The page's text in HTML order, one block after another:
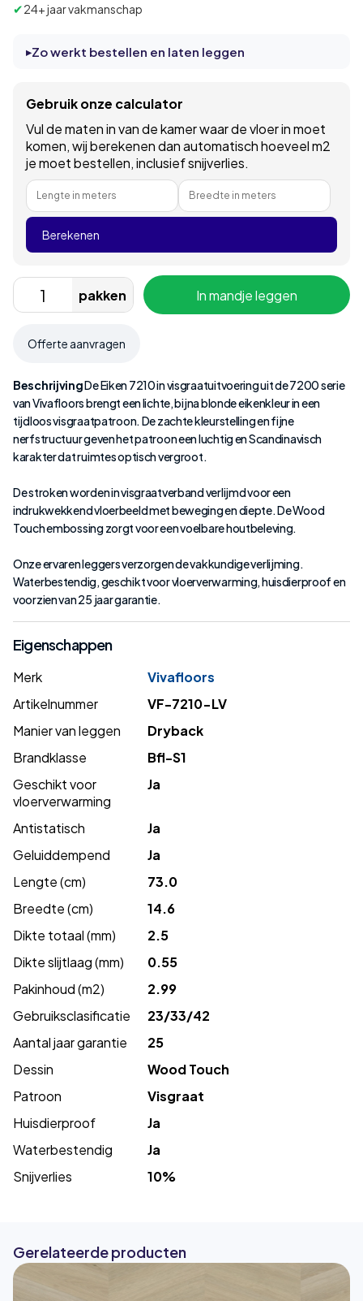
✔24+ jaar vakmanschap
Zo werkt bestellen en laten leggen
Gebruik onze calculator
Vul de maten in van de kamer waar de vloer in moet
komen, wij berekenen dan automatisch hoeveel m2
je moet bestellen, inclusief snijverlies.
Lengte in meters Breedte in meters
Berekenen
pakken In mandje leggen
Offerte aanvragen
BeschrijvingDe Eiken 7210 in visgraatuitvoering uit de 7200 serie
van Vivafloors brengt een lichte, bijna blonde eikenkleur in een
tijdloos visgraatpatroon. De zachte kleurstelling en fijne
nerfstructuur geven het patroon een luchtig en Scandinavisch
karakter dat ruimtes optisch vergroot.
De stroken worden in visgraatverband verlijmd voor een
indrukwekkend vloerbeeld met beweging en diepte. De Wood
Touch embossing zorgt voor een voelbare houtbeleving.
Onze ervaren leggers verzorgen de vakkundige verlijming.
Waterbestendig, geschikt voor vloerverwarming, huisdierproof en
voorzien van 25 jaar garantie.
Eigenschappen
Merk
Vivafloors
Artikelnummer
VF-7210-LV
Manier van leggen
Dryback
Brandklasse
Bfl-S1
Geschikt voor
vloerverwarming
Ja
Antistatisch
Ja
Geluiddempend
Ja
Lengte (cm)
73.0
Breedte (cm)
14.6
Dikte totaal (mm)
2.5
Dikte slijtlaag (mm)
0.55
Pakinhoud (m2)
2.99
Gebruiksclasificatie
23/33/42
Aantal jaar garantie
25
Dessin
Wood Touch
Patroon
Visgraat
Huisdierproof
Ja
Waterbestendig
Ja
Snijverlies
10%
Gerelateerde producten